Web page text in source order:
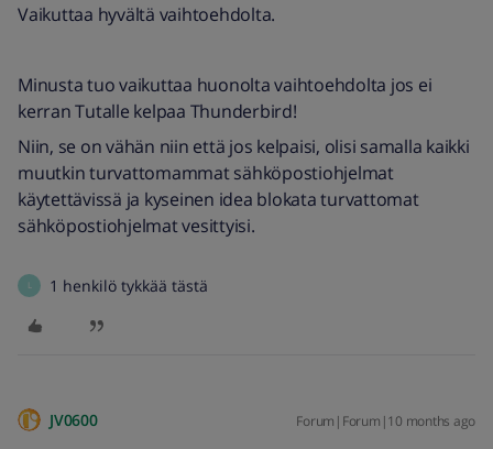
Vaikuttaa hyvältä vaihtoehdolta.
Minusta tuo vaikuttaa huonolta vaihtoehdolta jos ei
kerran Tutalle kelpaa Thunderbird!
Niin, se on vähän niin että jos kelpaisi, olisi samalla kaikki
muutkin turvattomammat sähköpostiohjelmat
käytettävissä ja kyseinen idea blokata turvattomat
sähköpostiohjelmat vesittyisi.
L 1 henkilö tykkää tästä
JV0600 Forum|Forum|10 months ago